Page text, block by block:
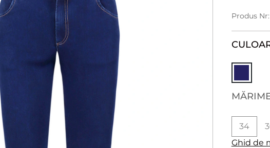
Produs
34
Ghid de